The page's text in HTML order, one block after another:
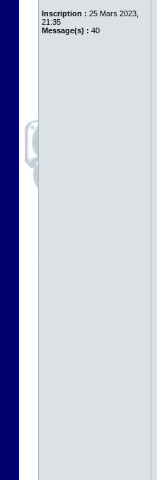
Inscription : 25 Mars 2023,
21:35
Message(s) : 40